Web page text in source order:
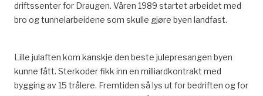
driftssenter for Draugen. Våren 1989 startet arbeidet med
bro og tunnelarbeidene som skulle gjøre byen landfast.
Lille julaften kom kanskje den beste julepresangen byen
kunne fått. Sterkoder fikk inn en milliardkontrakt med
bygging av 15 trålere. Fremtiden så lys ut for bedriften og for